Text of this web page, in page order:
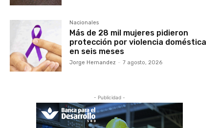
Nacionales
Más de 28 mil mujeres pidieron
protección por violencia doméstica
en seis meses
Jorge Hernandez - 7 agosto, 2026
- Publicidad -